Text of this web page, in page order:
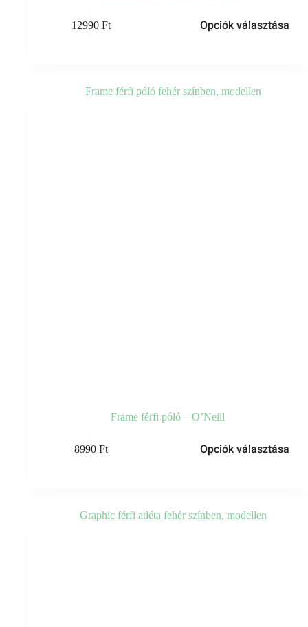
12990 Ft Opciók választása
Frame férfi póló – O’Neill
8990 Ft Opciók választása